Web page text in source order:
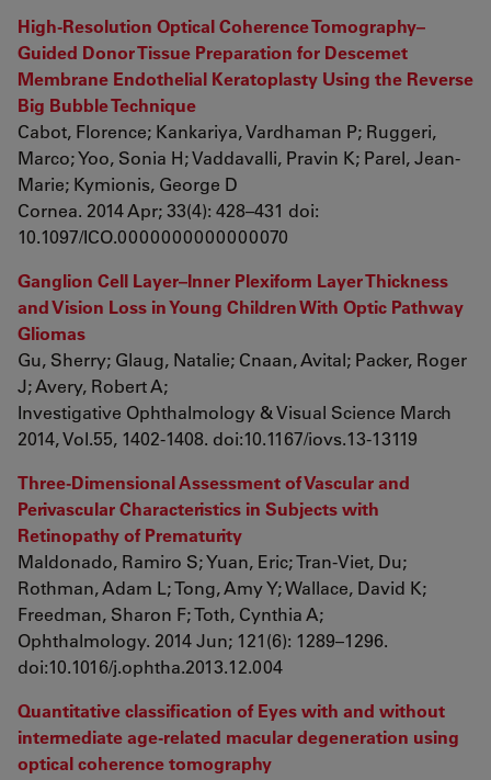
High-Resolution Optical Coherence Tomography–
Guided Donor Tissue Preparation for Descemet
Membrane Endothelial Keratoplasty Using the Reverse
Big Bubble Technique
Cabot, Florence; Kankariya, Vardhaman P; Ruggeri,
Marco; Yoo, Sonia H; Vaddavalli, Pravin K; Parel, Jean-
Marie; Kymionis, George D
Cornea. 2014 Apr; 33(4): 428–431 doi:
10.1097/ICO.0000000000000070
Ganglion Cell Layer–Inner Plexiform Layer Thickness
and Vision Loss in Young Children With Optic Pathway
Gliomas
Gu, Sherry; Glaug, Natalie; Cnaan, Avital; Packer, Roger
J; Avery, Robert A;
Investigative Ophthalmology & Visual Science March
2014, Vol.55, 1402-1408. doi:10.1167/iovs.13-13119
Three-Dimensional Assessment of Vascular and
Perivascular Characteristics in Subjects with
Retinopathy of Prematurity
Maldonado, Ramiro S; Yuan, Eric; Tran-Viet, Du;
Rothman, Adam L; Tong, Amy Y; Wallace, David K;
Freedman, Sharon F; Toth, Cynthia A;
Ophthalmology. 2014 Jun; 121(6): 1289–1296.
doi:10.1016/j.ophtha.2013.12.004
Quantitative classification of Eyes with and without
intermediate age-related macular degeneration using
optical coherence tomography